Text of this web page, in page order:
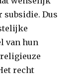
Dus
van hun
recht